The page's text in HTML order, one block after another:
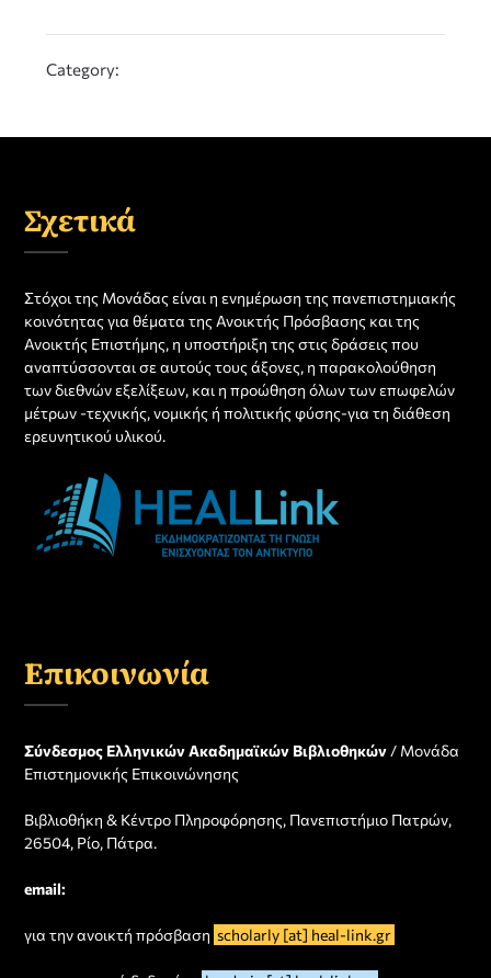
Category:
Σχετικά
Στόχοι της Μονάδας είναι η ενημέρωση της πανεπιστημιακής
κοινότητας για θέματα της Ανοικτής Πρόσβασης και της
Ανοικτής Επιστήμης, η υποστήριξη της στις δράσεις που
αναπτύσσονται σε αυτούς τους άξονες, η παρακολούθηση
των διεθνών εξελίξεων, και η προώθηση όλων των επωφελών
μέτρων -τεχνικής, νομικής ή πολιτικής φύσης-για τη διάθεση
ερευνητικού υλικού.
Επικοινωνία
Σύνδεσμος Ελληνικών Ακαδημαϊκών Βιβλιοθηκών / Μονάδα
Επιστημονικής Επικοινώνησης
Βιβλιοθήκη & Κέντρο Πληροφόρησης, Πανεπιστήμιο Πατρών,
26504, Ρίο, Πάτρα.
email:
για την ανοικτή πρόσβαση scholarly [at] heal-link.gr